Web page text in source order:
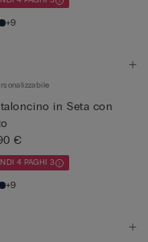
+9
in Seta con
€
4 PAGHI 3
+9